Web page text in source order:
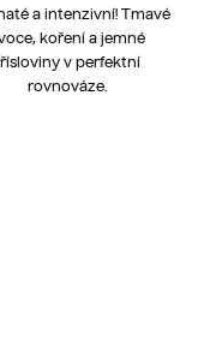
a intenzivní! Tmavé
koření a jemné
v perfektní
rovnováze.